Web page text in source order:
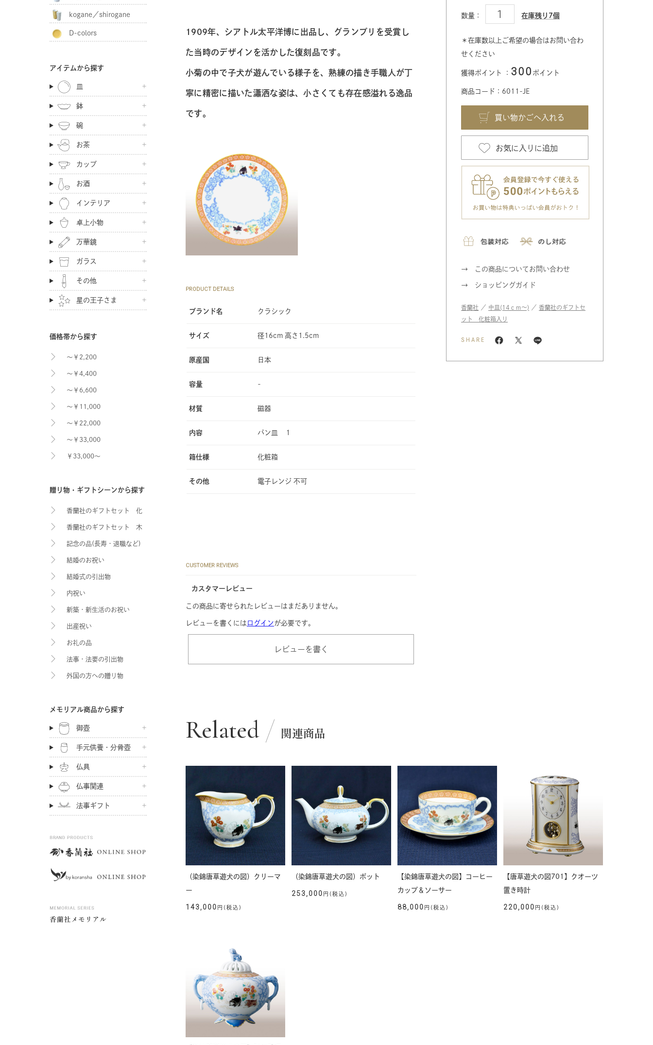
1909年、シアトル太平洋博に出品し、グランプリを受賞し
た当時のデザインを活かした復刻品です。
小菊の中で子犬が遊んでいる様子を、熟練の描き手職人が丁
寧に精密に描いた瀟洒な姿は、小さくても存在感溢れる逸品
です。
PRODUCT DETAILS
ブランド名 クラシック
サイズ 径16cm 高さ1.5cm
原産国 日本
容量 -
材質 磁器
内容 パン皿 １
箱仕様 化粧箱
その他 電子レンジ 不可
CUSTOMER REVIEWS
カスタマーレビュー
この商品に寄せられたレビューはまだありません。
レビューを書くには ログインが必要です。
レビューを書く
数量： 在庫残り7個
＊在庫数以上ご希望の場合はお問い合わ
せください
獲得ポイント ： 300 ポイント
商品コード：6011-JE
お気に入りに追加
この商品についてお問い合わせ
ショッピングガイド
香蘭社 ／ 中皿(14ｃｍ〜) ／ 香蘭社のギフトセ
ット 化粧箱入り
SHARE
Related 関連商品
（染錦唐草遊犬の図）クリーマ
ー
143,000 円(税込)
（染錦唐草遊犬の図）ポット
253,000 円(税込)
【染錦唐草遊犬の図】コーヒー
カップ＆ソーサー
88,000 円(税込)
【唐草遊犬の図701】クオーツ
置き時計
220,000 円(税込)
kogane／shirogane
D-colors
アイテムから探す
皿
鉢
碗
お茶
カップ
お酒
インテリア
卓上小物
万華鏡
ガラス
その他
星の王子さま
価格帯から探す
～￥2,200
～￥4,400
～￥6,600
～￥11,000
～￥22,000
～￥33,000
￥33,000～
贈り物・ギフトシーンから探す
香蘭社のギフトセット 化
粧箱入り
香蘭社のギフトセット 木
箱入り
記念の品(長寿・退職など)
結婚のお祝い
結婚式の引出物
内祝い
新築・新生活のお祝い
出産祝い
お礼の品
法事・法要の引出物
外国の方への贈り物
メモリアル商品から探す
御壺
手元供養・分骨壺
仏具
仏事関連
法事ギフト